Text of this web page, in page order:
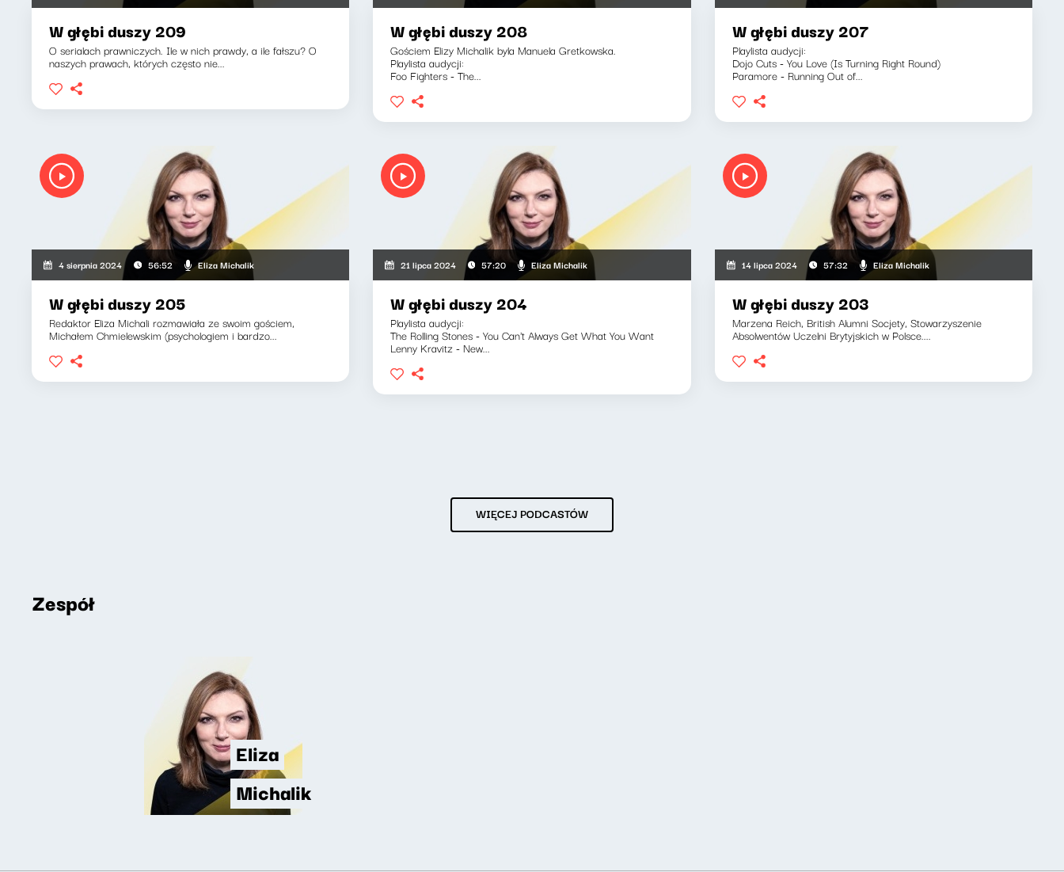
W głębi duszy 209
O serialach prawniczych. Ile w nich prawdy, a ile fałszu? O
naszych prawach, których często nie...
W głębi duszy 208
Gościem Elizy Michalik byla Manuela Gretkowska.
Playlista audycji:
Foo Fighters - The...
W głębi duszy 207
Playlista audycji:
Dojo Cuts - You Love (Is Turning Right Round)
Paramore - Running Out of...
4 sierpnia 2024 56:52 Eliza Michalik
W głębi duszy 205
Redaktor Eliza Michali rozmawiała ze swoim gościem,
Michałem Chmielewskim (psychologiem i bardzo...
21 lipca 2024 57:20 Eliza Michalik
W głębi duszy 204
Playlista audycji:
The Rolling Stones - You Can't Always Get What You Want
Lenny Kravitz - New...
14 lipca 2024 57:32 Eliza Michalik
W głębi duszy 203
Marzena Reich, British Alumni Socjety, Stowarzyszenie
Absolwentów Uczelni Brytyjskich w Polsce....
WIĘCEJ PODCASTÓW
Zespół
Eliza
Michalik